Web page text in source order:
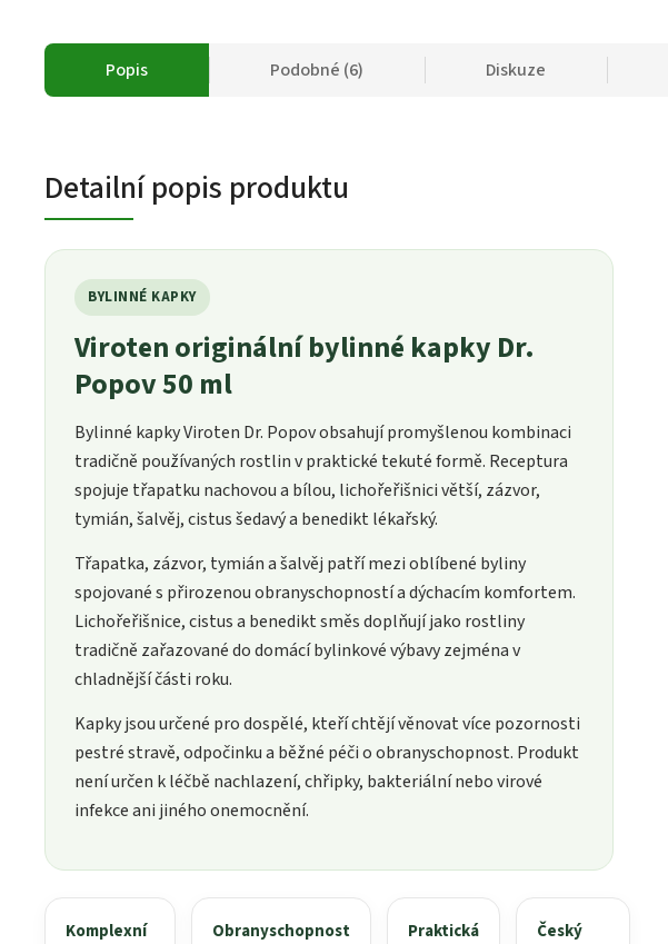
Popis Podobné (6) Diskuze
Detailní popis produktu
BYLINNÉ KAPKY
Viroten originální bylinné kapky Dr.
Popov 50 ml
Bylinné kapky Viroten Dr. Popov obsahují promyšlenou kombinaci
tradičně používaných rostlin v praktické tekuté formě. Receptura
spojuje třapatku nachovou a bílou, lichořeřišnici větší, zázvor,
tymián, šalvěj, cistus šedavý a benedikt lékařský.
Třapatka, zázvor, tymián a šalvěj patří mezi oblíbené byliny
spojované s přirozenou obranyschopností a dýchacím komfortem.
Lichořeřišnice, cistus a benedikt směs doplňují jako rostliny
tradičně zařazované do domácí bylinkové výbavy zejména v
chladnější části roku.
Kapky jsou určené pro dospělé, kteří chtějí věnovat více pozornosti
pestré stravě, odpočinku a běžné péči o obranyschopnost. Produkt
není určen k léčbě nachlazení, chřipky, bakteriální nebo virové
infekce ani jiného onemocnění.
Komplexní
Obranyschopnost
Praktická
Český